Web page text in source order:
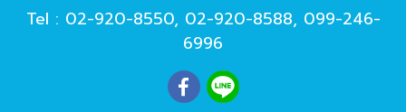
Tel : 02-920-8550, 02-920-8588, 099-246-
6996